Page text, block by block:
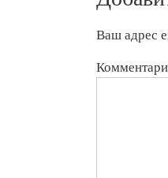
Ваш адрес